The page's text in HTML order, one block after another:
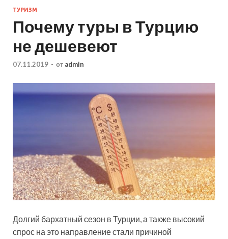
ТУРИЗМ
Почему туры в Турцию
не дешевеют
07.11.2019 - от admin
Долгий бархатный сезон в Турции, а также высокий
спрос на это направление стали причиной